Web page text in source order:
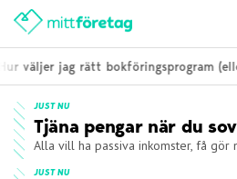
jag rätt bokföringsprogram (eller
JUST NU
Tjäna pengar när du
Alla vill ha passiva inkomster, få gör
JUST NU